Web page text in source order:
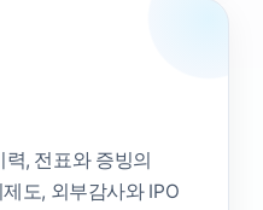
, 전표와 증빙의
도, 외부감사와 IPO